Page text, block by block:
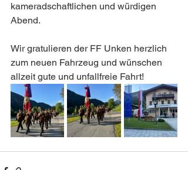
kameradschaftlichen und würdigen
Abend.
Wir gratulieren der FF Unken herzlich
zum neuen Fahrzeug und wünschen
allzeit gute und unfallfreie Fahrt!